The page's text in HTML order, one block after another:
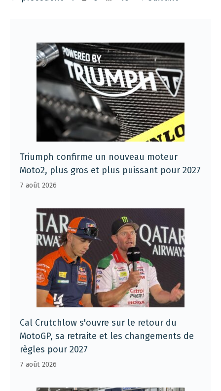
Triumph confirme un nouveau moteur
Moto2, plus gros et plus puissant pour 2027
7 août 2026
Cal Crutchlow s'ouvre sur le retour du
MotoGP, sa retraite et les changements de
règles pour 2027
7 août 2026